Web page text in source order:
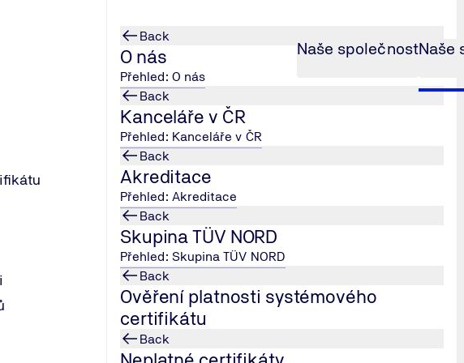
Naše společnostNaše
Back
O nás
Přehled: O nás
Back
Kanceláře v ČR
Přehled: Kanceláře v ČR
Back
Akreditace
Přehled: Akreditace
Back
Skupina TÜV NORD
Přehled: Skupina TÜV NORD
Back
Ověření platnosti systémového
certifikátu
Back
IATF 16949
managementu kvality určená pro dodavatele v automobilovém průmyslu.
klíčovou podmínkou pro vstup do dodavatelského řetězce automotive
které vyrábějí, případně navrhují a vyvíjejí produkty automobilového